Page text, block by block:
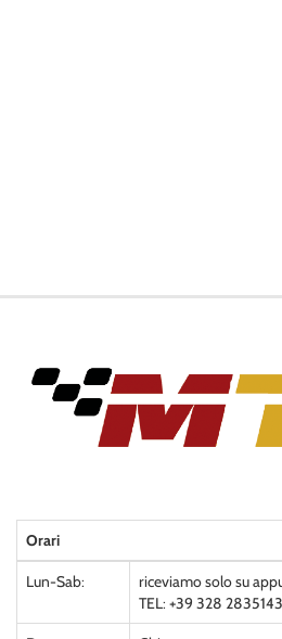
Orari
Lun-Sab:
riceviamo solo su
TEL: +39 328 2835143